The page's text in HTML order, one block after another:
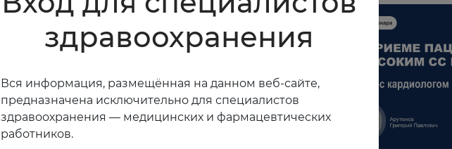
здравоохранения
Вся информация, размещённая на данном веб-сайте,
предназначена исключительно для специалистов
здравоохранения — медицинских и фармацевтических
работников.